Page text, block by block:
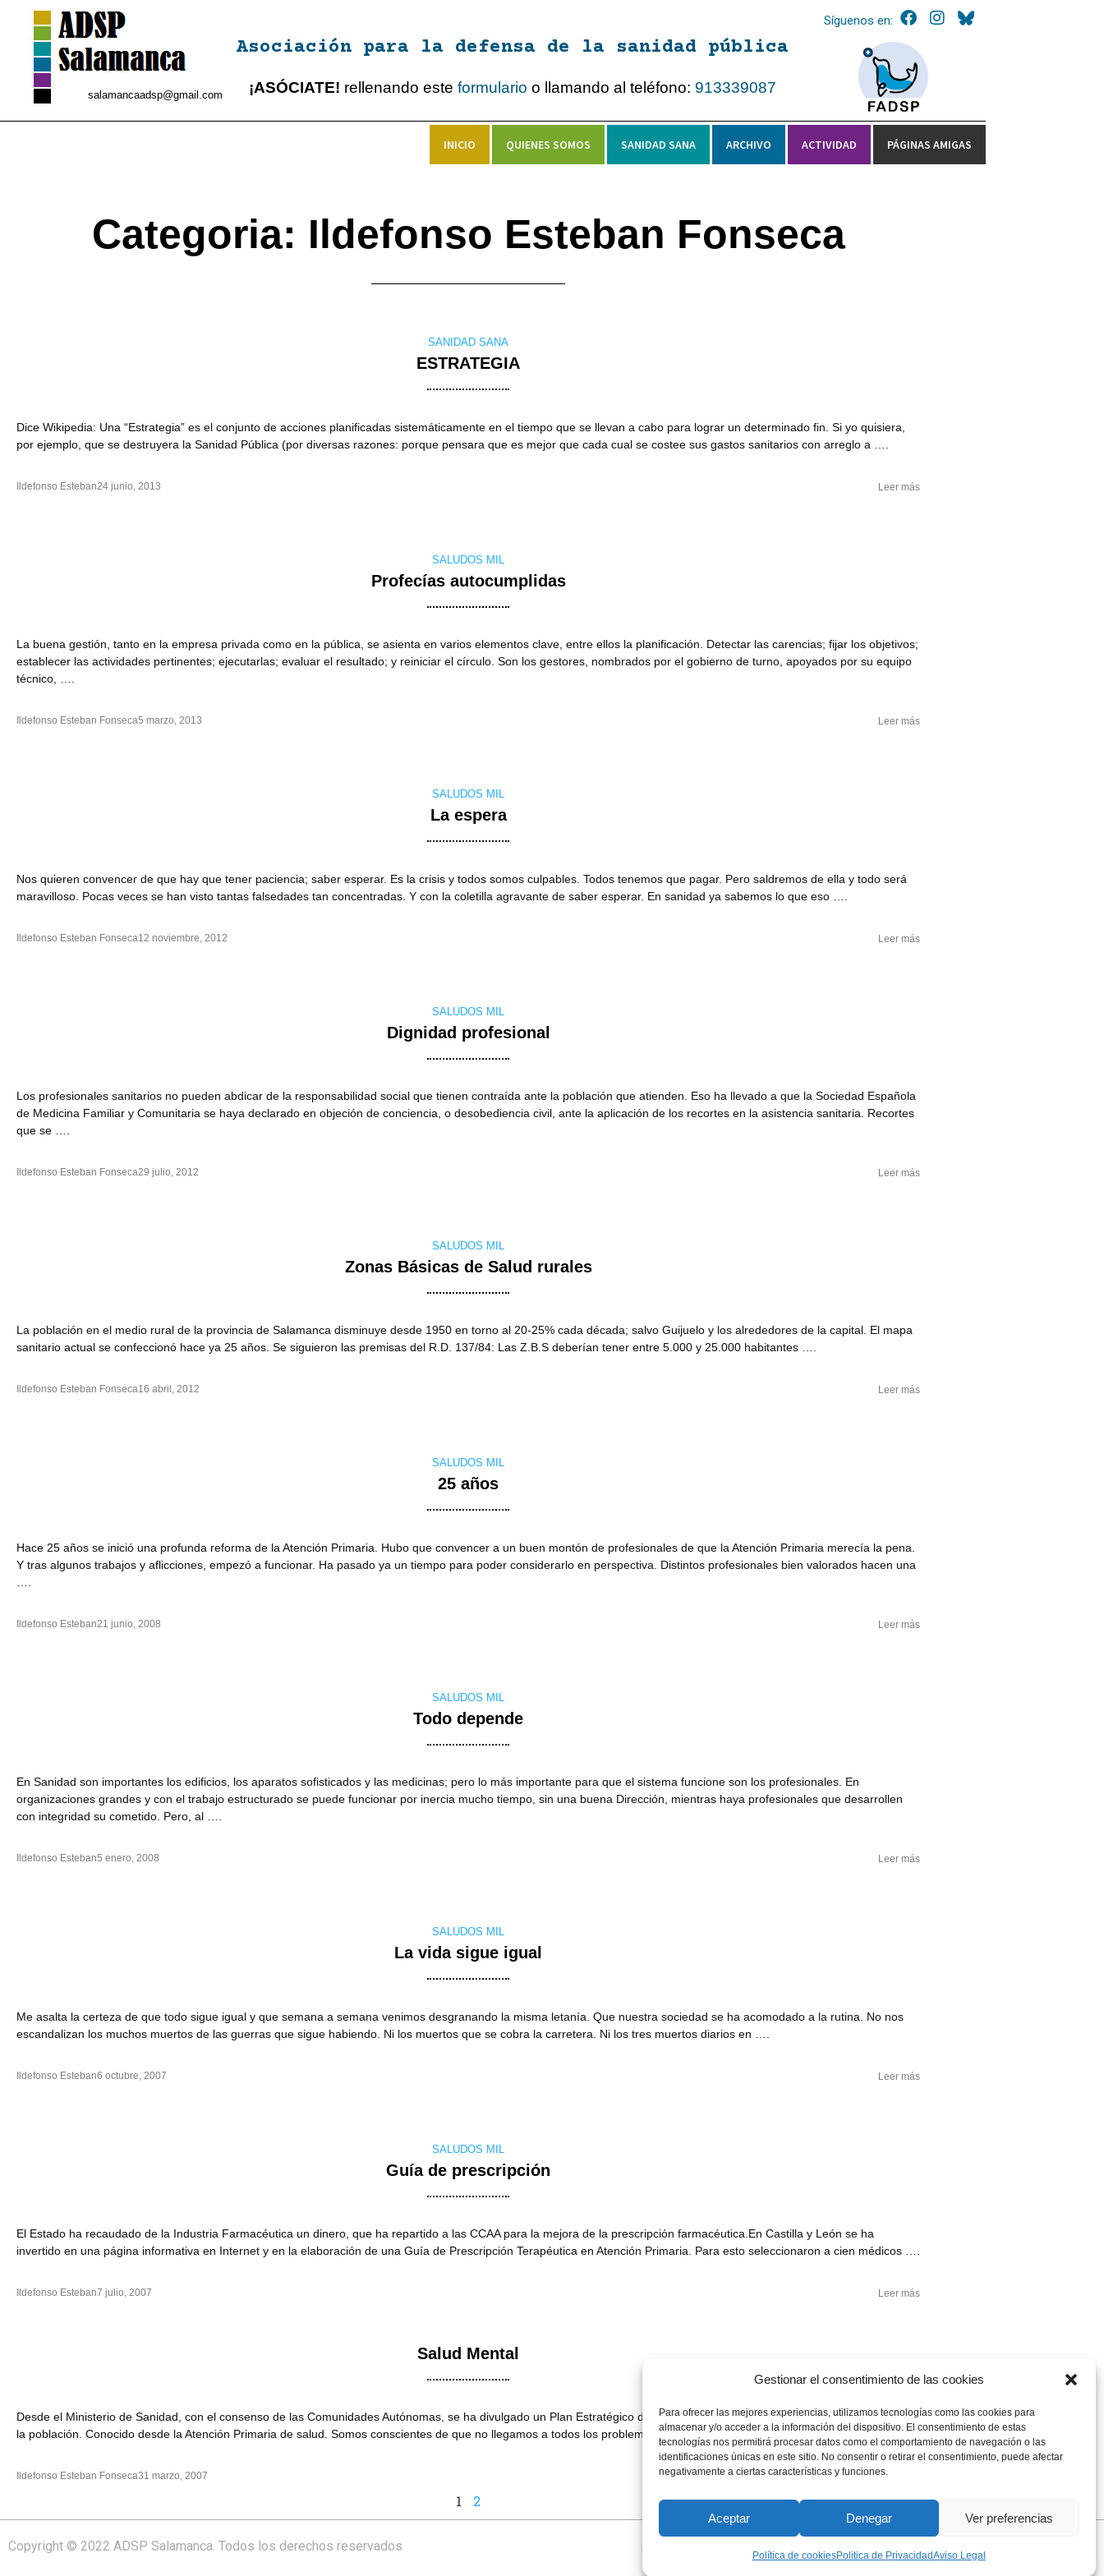
Gestionar el consentimiento de las cookies
Para ofrecer las mejores experiencias, utilizamos tecnologías como las cookies para
almacenar y/o acceder a la información del dispositivo. El consentimiento de estas
tecnologías nos permitirá procesar datos como el comportamiento de navegación o las
identificaciones únicas en este sitio. No consentir o retirar el consentimiento, puede afectar
negativamente a ciertas características y funciones.
Aceptar Denegar Ver preferencias
Política de cookiesPolitica de PrivacidadAviso Legal
salamancaadsp@gmail.com
Asociación para la defensa de la sanidad pública
¡ASÓCIATE! rellenando esteformulario o llamando al teléfono: 913339087
Síguenos en:
INICIO QUIENES SOMOS SANIDAD SANA ARCHIVO ACTIVIDAD PÁGINAS AMIGAS
Categoria: Ildefonso Esteban Fonseca
SANIDAD SANA
ESTRATEGIA
Dice Wikipedia: Una “Estrategia” es el conjunto de acciones planificadas sistemáticamente en el tiempo que se llevan a cabo para lograr un determinado fin. Si yo quisiera,
por ejemplo, que se destruyera la Sanidad Pública (por diversas razones: porque pensara que es mejor que cada cual se costee sus gastos sanitarios con arreglo a ….
Ildefonso Esteban24 junio, 2013 Leer más
SALUDOS MIL
Profecías autocumplidas
La buena gestión, tanto en la empresa privada como en la pública, se asienta en varios elementos clave, entre ellos la planificación. Detectar las carencias; fijar los objetivos;
establecer las actividades pertinentes; ejecutarlas; evaluar el resultado; y reiniciar el círculo. Son los gestores, nombrados por el gobierno de turno, apoyados por su equipo
técnico, ….
Ildefonso Esteban Fonseca5 marzo, 2013 Leer más
SALUDOS MIL
La espera
Nos quieren convencer de que hay que tener paciencia; saber esperar. Es la crisis y todos somos culpables. Todos tenemos que pagar. Pero saldremos de ella y todo será
maravilloso. Pocas veces se han visto tantas falsedades tan concentradas. Y con la coletilla agravante de saber esperar. En sanidad ya sabemos lo que eso ….
Ildefonso Esteban Fonseca12 noviembre, 2012 Leer más
SALUDOS MIL
Dignidad profesional
Los profesionales sanitarios no pueden abdicar de la responsabilidad social que tienen contraída ante la población que atienden. Eso ha llevado a que la Sociedad Española
de Medicina Familiar y Comunitaria se haya declarado en objeción de conciencia, o desobediencia civil, ante la aplicación de los recortes en la asistencia sanitaria. Recortes
que se ….
Ildefonso Esteban Fonseca29 julio, 2012 Leer más
SALUDOS MIL
Zonas Básicas de Salud rurales
La población en el medio rural de la provincia de Salamanca disminuye desde 1950 en torno al 20-25% cada década; salvo Guijuelo y los alrededores de la capital. El mapa
sanitario actual se confeccionó hace ya 25 años. Se siguieron las premisas del R.D. 137/84: Las Z.B.S deberían tener entre 5.000 y 25.000 habitantes ….
Ildefonso Esteban Fonseca16 abril, 2012 Leer más
SALUDOS MIL
25 años
Hace 25 años se inició una profunda reforma de la Atención Primaria. Hubo que convencer a un buen montón de profesionales de que la Atención Primaria merecía la pena.
Y tras algunos trabajos y aflicciones, empezó a funcionar. Ha pasado ya un tiempo para poder considerarlo en perspectiva. Distintos profesionales bien valorados hacen una
Ildefonso Esteban21 junio, 2008 Leer más
SALUDOS MIL
Todo depende
En Sanidad son importantes los edificios, los aparatos sofisticados y las medicinas; pero lo más importante para que el sistema funcione son los profesionales. En
organizaciones grandes y con el trabajo estructurado se puede funcionar por inercia mucho tiempo, sin una buena Dirección, mientras haya profesionales que desarrollen
con integridad su cometido. Pero, al ….
Ildefonso Esteban5 enero, 2008 Leer más
SALUDOS MIL
La vida sigue igual
Me asalta la certeza de que todo sigue igual y que semana a semana venimos desgranando la misma letanía. Que nuestra sociedad se ha acomodado a la rutina. No nos
escandalizan los muchos muertos de las guerras que sigue habiendo. Ni los muertos que se cobra la carretera. Ni los tres muertos diarios en ….
Ildefonso Esteban6 octubre, 2007 Leer más
SALUDOS MIL
Guía de prescripción
El Estado ha recaudado de la Industria Farmacéutica un dinero, que ha repartido a las CCAA para la mejora de la prescripción farmacéutica.En Castilla y León se ha
invertido en una página informativa en Internet y en la elaboración de una Guía de Prescripción Terapéutica en Atención Primaria. Para esto seleccionaron a cien médicos ….
Ildefonso Esteban7 julio, 2007 Leer más
Salud Mental
Desde el Ministerio de Sanidad, con el consenso de las Comunidades Autónomas, se ha divulgado un Plan Estratégico de Salud Mental.Es un problema que afecta al 9% de
la población. Conocido desde la Atención Primaria de salud. Somos conscientes de que no llegamos a todos los problemas, o llegamos tarde. Y somos capaces de ….
Ildefonso Esteban Fonseca31 marzo, 2007 Leer más
1 2
Copyright © 2022 ADSP Salamanca. Todos los derechos reservados Aviso Legal